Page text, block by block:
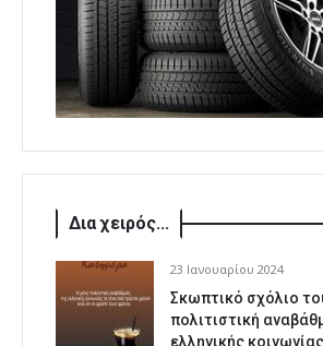
Δια χειρός...
23 Ιανουαρίου 2024
Σκωπτικό σχόλιο
πολιτιστική
ελληνικής κοινωνίας